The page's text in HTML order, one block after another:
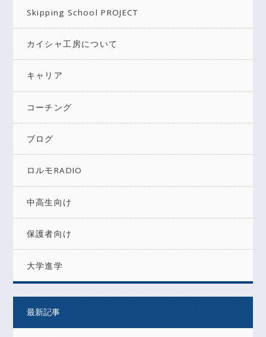
Skipping School PROJECT
カイシャ工房について
キャリア
コーチング
ブログ
ロルモRADIO
中高生向け
保護者向け
大学進学
最新記事